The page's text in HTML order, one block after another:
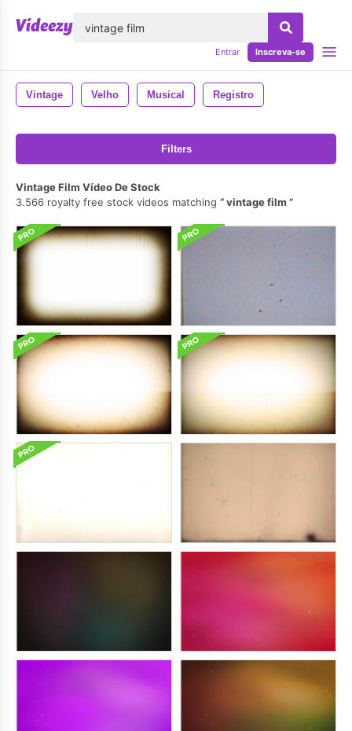
Entrar Inscreva-se
Vintage Velho Musical Registro
Filters
Vintage Film Vídeo De Stock
3.566 royalty free stock videos matching
vintage film